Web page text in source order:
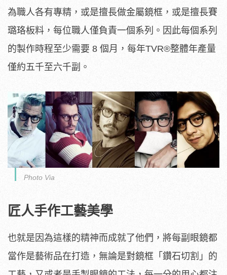
為職人各有專精，或是擅長做金屬鏡框，或是擅長賽
璐珞板料，每位職人僅負責一個系列。因此每個系列
的製作時程至少需要 8 個月，每年TVR®整體年產量
僅約五千至六千副。
Photo Via
匠人手作工藝美學
也就是因為這樣的精神而成就了他們，將每副眼鏡都
當作是藝術品在打造，無論是對鏡框「鑽石切割」的